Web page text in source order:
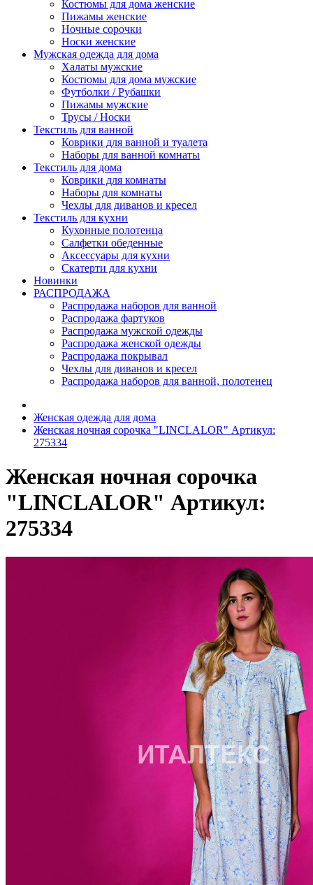
Костюмы для дома женские
Пижамы женские
Ночные сорочки
Носки женские
Мужская одежда для дома
Халаты мужские
Костюмы для дома мужские
Футболки / Рубашки
Пижамы мужские
Трусы / Носки
Текстиль для ванной
Коврики для ванной и туалета
Наборы для ванной комнаты
Текстиль для дома
Коврики для комнаты
Наборы для комнаты
Чехлы для диванов и кресел
Текстиль для кухни
Кухонные полотенца
Салфетки обеденные
Аксессуары для кухни
Скатерти для кухни
Новинки
РАСПРОДАЖА
Распродажа наборов для ванной
Распродажа фартуков
Распродажа мужской одежды
Распродажа женской одежды
Распродажа покрывал
Чехлы для диванов и кресел
Распродажа наборов для ванной, полотенец
Женская одежда для дома
Женская ночная сорочка "LINCLALOR" Артикул:
275334
Женская ночная сорочка
"LINCLALOR" Артикул:
275334